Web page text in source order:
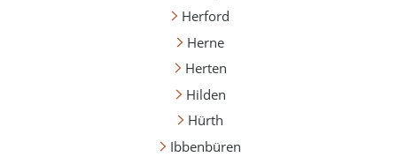
Herford
Herne
Herten
Hilden
Hürth
Ibbenbüren